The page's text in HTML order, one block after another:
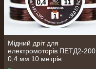
Мідний дріт для
електромоторів ПЕТД2-200
0,4 мм 10 метрів